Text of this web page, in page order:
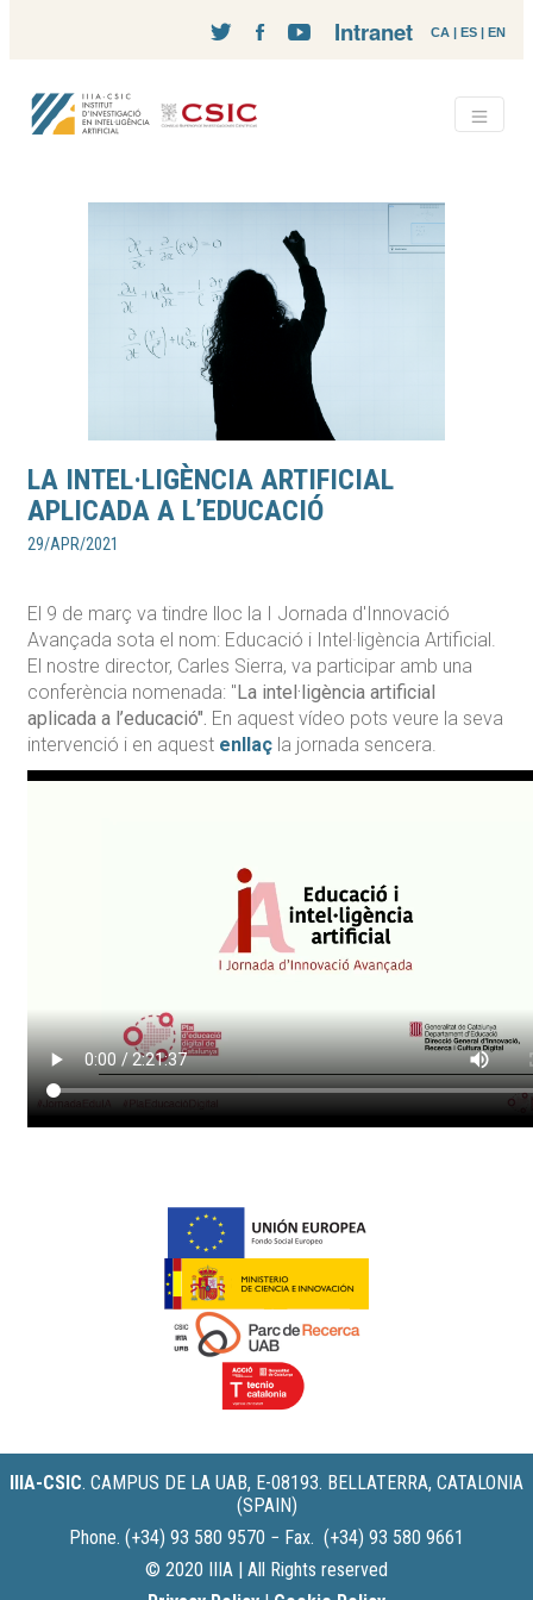
CA | ES | EN
Intranet
LA INTEL·LIGÈNCIA ARTIFICIAL
APLICADA A L’EDUCACIÓ
29/APR/2021
El 9 de març va tindre lloc la I Jornada d'Innovació
Avançada sota el nom: Educació i Intel·ligència Artificial.
El nostre director, Carles Sierra, va participar amb una
conferència nomenada: "La intel·ligència artificial
aplicada a l’educació". En aquest vídeo pots veure la seva
intervenció i en aquest enllaç la jornada sencera.
IIIA-CSIC. CAMPUS DE LA UAB, E-08193. BELLATERRA, CATALONIA
(SPAIN)
Phone. (+34) 93 580 9570 − Fax. (+34) 93 580 9661
© 2020 IIIA | All Rights reserved